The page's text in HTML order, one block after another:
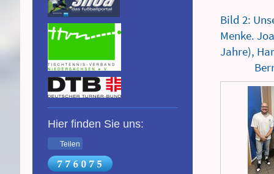
Bild 2:
Menke.
Jahre),
Bernd
Hier finden Sie uns:
Teilen